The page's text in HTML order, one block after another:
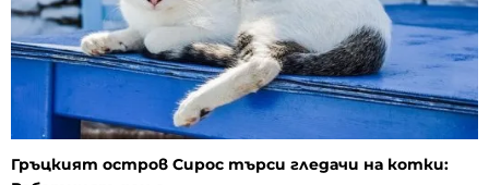
Гръцкият остров Сирос търси гледачи на котки: